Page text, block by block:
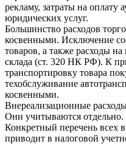
рекламу, затраты на оплату
юридических услуг.
Большинство расходов
косвенными. Исключение
товаров, а также расходы
склада (ст. 320 НК РФ). К
транспортировку товара
техобслуживание
косвенными.
Внереализационные
Они учитываются отдельно.
Конкретный перечень всех
приводит в налоговой